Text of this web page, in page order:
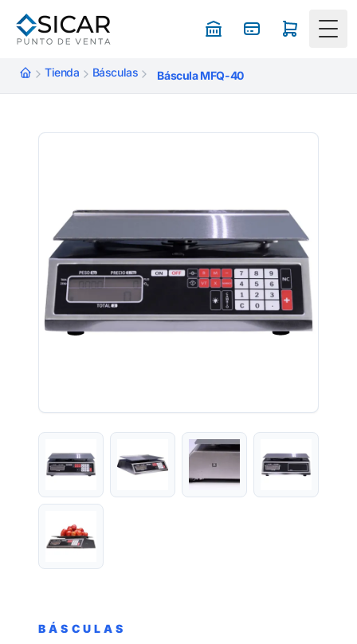
Tienda Básculas Báscula MFQ-40
BÁSCULAS